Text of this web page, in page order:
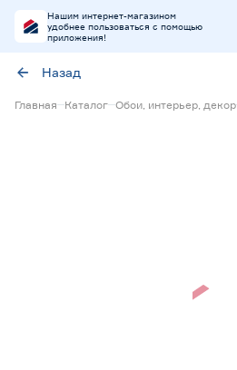
Нашим интернет-магазином
удобнее пользоваться с помощью
приложения!
Назад
Главная Каталог Обои, интерьер, декор